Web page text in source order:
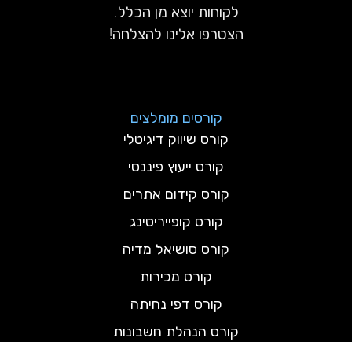
לקוחות יוצא מן הכלל.
הצטרפו אלינו להצלחה!
קורסים מומלצים
קורס שיווק דיגיטלי
קורס ייעוץ פיננסי
קורס קידום אתרים
קורס קופייריטינג
קורס סושיאל מדיה
קורס מכירות
קורס דפי נחיתה
קורס הנהלת חשבונות